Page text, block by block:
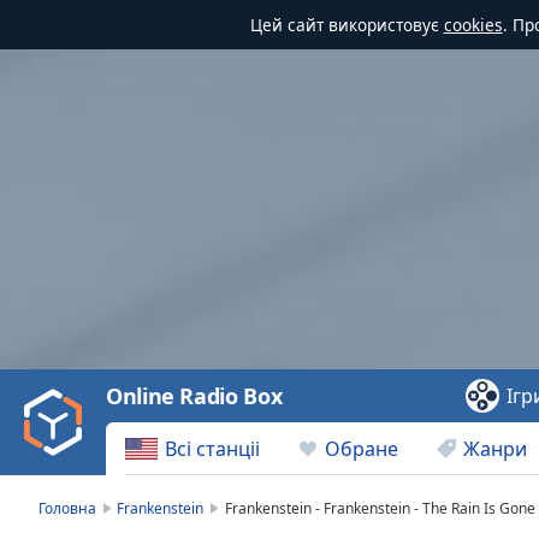
Цей сайт використовує cookies.
Video
Play
Backward
Skip
Всі станціі Обране Жанри
Online Radio Box
Головна Frankenstein Frankenstein - Frankenstein - The Rain Is Gone